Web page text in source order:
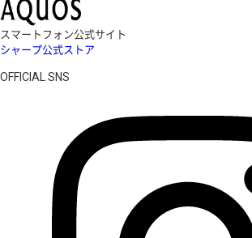
スマートフォン公式サイト
シャープ公式ストア
OFFICIAL SNS